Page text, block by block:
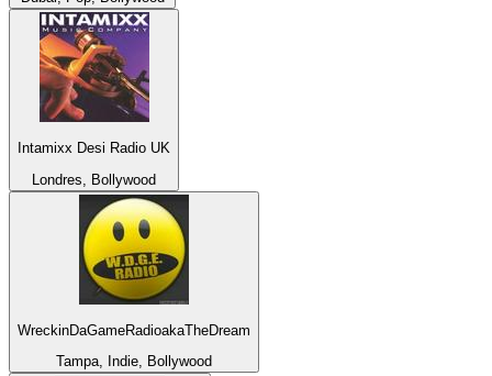
Intamixx Desi Radio UK
Londres, Bollywood
WreckinDaGameRadioakaTheDream
Tampa, Indie, Bollywood